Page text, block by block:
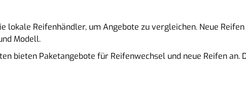
lokale Reifenhändler, um Angebote zu vergleichen. Neue
Modell.
bieten Paketangebote für Reifenwechsel und neue Reifen an.